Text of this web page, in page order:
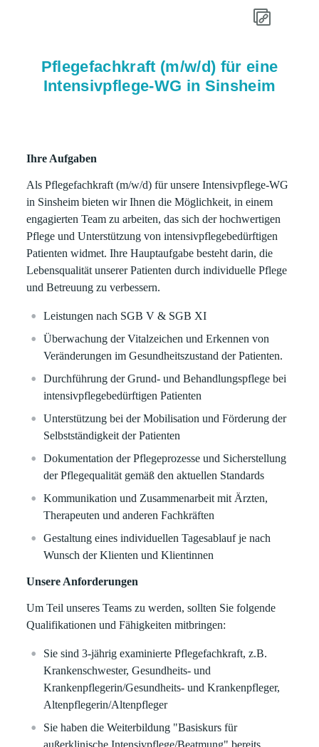
Pflegefachkraft (m/w/d) für eine
Intensivpflege-WG in Sinsheim
Ihre Aufgaben
Als Pflegefachkraft (m/w/d) für unsere Intensivpflege-WG
in Sinsheim bieten wir Ihnen die Möglichkeit, in einem
engagierten Team zu arbeiten, das sich der hochwertigen
Pflege und Unterstützung von intensivpflegebedürftigen
Patienten widmet. Ihre Hauptaufgabe besteht darin, die
Lebensqualität unserer Patienten durch individuelle Pflege
und Betreuung zu verbessern.
Leistungen nach SGB V & SGB XI
Überwachung der Vitalzeichen und Erkennen von
Veränderungen im Gesundheitszustand der Patienten.
Durchführung der Grund- und Behandlungspflege bei
intensivpflegebedürftigen Patienten
Unterstützung bei der Mobilisation und Förderung der
Selbstständigkeit der Patienten
Dokumentation der Pflegeprozesse und Sicherstellung
der Pflegequalität gemäß den aktuellen Standards
Kommunikation und Zusammenarbeit mit Ärzten,
Therapeuten und anderen Fachkräften
Gestaltung eines individuellen Tagesablauf je nach
Wunsch der Klienten und Klientinnen
Unsere Anforderungen
Um Teil unseres Teams zu werden, sollten Sie folgende
Qualifikationen und Fähigkeiten mitbringen:
Sie sind 3-jährig examinierte Pflegefachkraft, z.B.
Krankenschwester, Gesundheits- und
Krankenpflegerin/Gesundheits- und Krankenpfleger,
Altenpflegerin/Altenpfleger
Sie haben die Weiterbildung "Basiskurs für
außerklinische Intensivpflege/Beatmung" bereits